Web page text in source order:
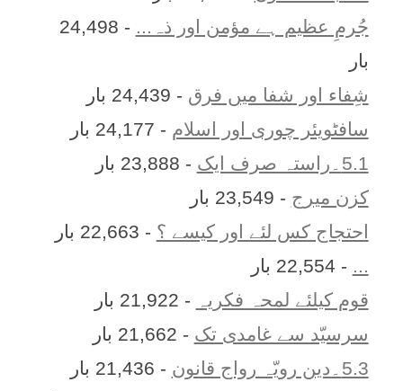
جُرمِ عظیم ہے مؤمن اور ذہ...
- 24,498
بار
شِفاء اور شفا میں فرق - 24,439 بار
سافٹویئر چوری اور اسلام - 24,177 بار
5.1۔راستہ صرف ایک
- 23,888 بار
کزن ميرج - 23,549 بار
احتجاج کس لئے اور کیسے ؟ - 22,663 بار
... - 22,554 بار
قوم کیلئے لمحہ فکریہ
- 21,922 بار
سرسیّد سے غامدی تک - 21,662 بار
5.3۔دین رویّہ رواج قانون
- 21,436 بار